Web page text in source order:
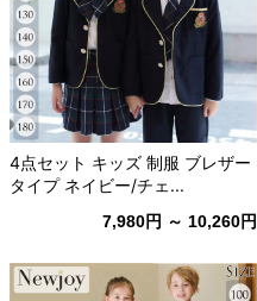
4点セット キッズ 制服 ブレザー
タイプ ネイビー/チェ...
7,980円 ～ 10,260円